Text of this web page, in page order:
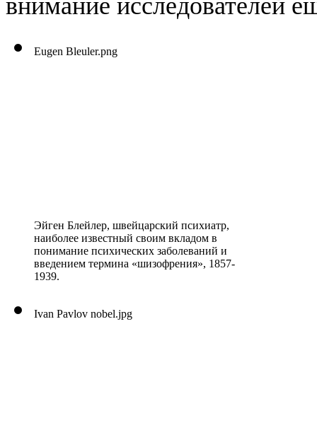
внимание исследователей
Eugen Bleuler.png
Эйген Блейлер, швейцарский психиатр,
наиболее известный своим вкладом в
понимание психических заболеваний и
введением термина «шизофрения», 1857-
1939.
Ivan Pavlov nobel.jpg